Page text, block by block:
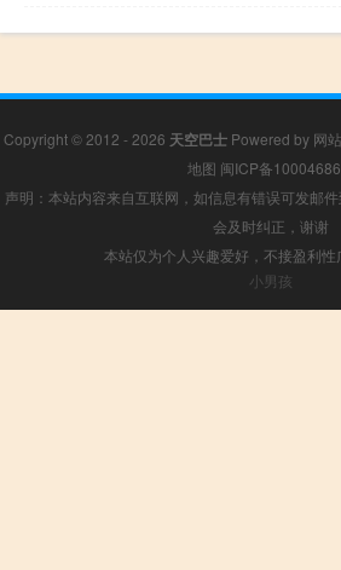
Copyright © 2012 - 2026 天空巴士 Powered by 网
地图 闽ICP备
声明：本站内容来自互联网，如信息有错误可发邮
会及时纠正，谢谢
本站仅为个人兴趣爱好，不接盈利性
小男孩